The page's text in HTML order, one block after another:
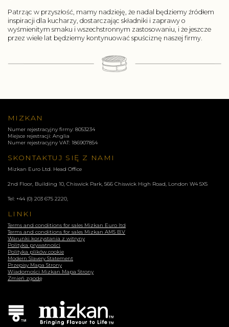
Patrząc w przyszłość, mamy nadzieję, że nadal będziemy źródłem
inspiracji dla kucharzy, dostarczając składniki i zaprawy o
wyśmienitym smaku i wszechstronnym zastosowaniu, i że jeszcze
przez wiele lat będziemy kontynuować spuściznę naszej firmy.
MIZKAN
Numer rejestracyjny firmy: 8053234
Miejsce rejestracji: Anglia
Numer rejestracyjny VAT: 186907854
SKONTAKTUJ SIĘ Z NAMI
Mizkan Euro Ltd. Head Office
2nd Floor, Building 10, Chiswick Park, 566 Chiswick High Road, London W4 5XS
Tel: +44 (0) 203 675 2220
LINKI
Terms and conditions for sales Mizkan Euro ltd
Terms and conditions for sales Mizkan AMS B.V
Warunki korzystania z witryny
Polityka prywatności
Polityka plików cookie
Modern Slavery Statement
Przepisy Mapa Strony
Wiadomości Mizkan Mapa Strony
Zmień zgodę